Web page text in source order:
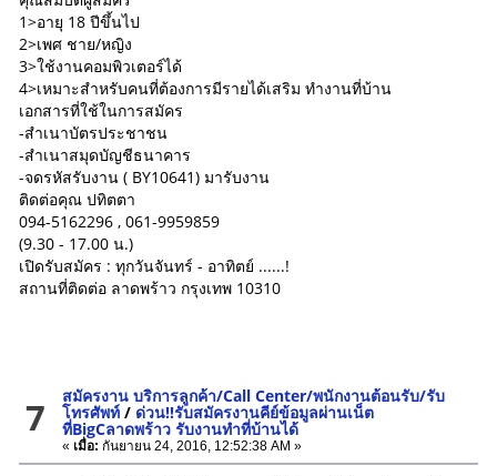
1>อายุ 18 ปีขึ้นไป
2>เพศ ชาย/หญิง
3>ใช้งานคอมพิวเตอร์ได้
4>เหมาะสำหรับคนที่ต้องการมีรายได้เสริม ทำงานที่บ้าน
เอกสารที่ใช้ในการสมัคร
-สำเนาบัตรประชาชน
-สำเนาสมุดบัญชีธนาคาร
-จดรหัสรับงาน ( BY10641) มารับงาน
ติดต่อคุณ ปทิตตา
094-5162296 , 061-9959859
(9.30 - 17.00 น.)
เปิดรับสมัคร : ทุกวันจันทร์ - อาทิตย์ ......!
สถานที่ติดต่อ ลาดพร้าว กรุงเทพ 10310
7 สมัครงาน บริการลูกค้า/Call Center/พนักงานต้อนรับ/รับ
โทรศัพท์ / ด่วน!!รับสมัครงานคีย์ข้อมูลผ่านเน็ต
ที่BigCลาดพร้าว รับงานทำที่บ้านได้
« เมื่อ: กันยายน 24, 2016, 12:52:38 AM »